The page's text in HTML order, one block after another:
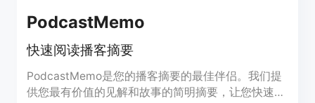
PodcastMemo
快速阅读播客摘要
PodcastMemo是您的播客摘要的最佳伴侣。我们提
供您最有价值的见解和故事的简明摘要，让您快速获